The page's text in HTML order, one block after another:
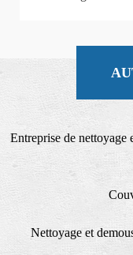
Entreprise de nettoyage
Nettoyage et